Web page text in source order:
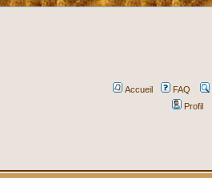
Accueil FAQ
Profil